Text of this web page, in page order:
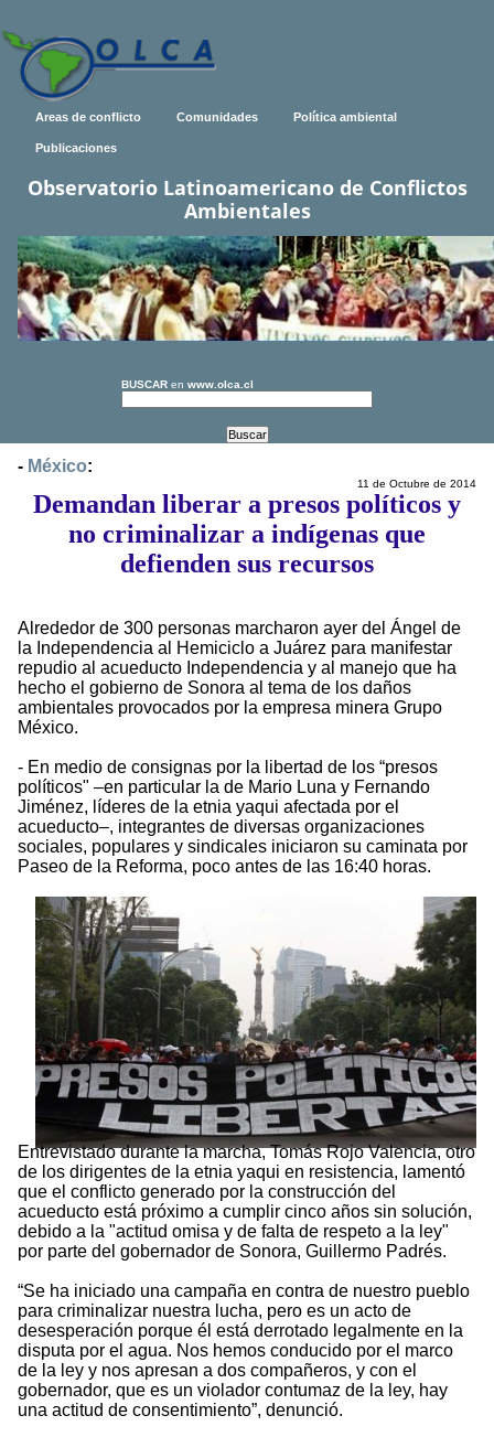
Areas de conflicto Comunidades Política ambiental
Publicaciones
Observatorio Latinoamericano de Conflictos
Ambientales
BUSCAR en www.olca.cl
- México:
11 de Octubre de 2014
Demandan liberar a presos políticos y
no criminalizar a indígenas que
defienden sus recursos
Alrededor de 300 personas marcharon ayer del Ángel de
la Independencia al Hemiciclo a Juárez para manifestar
repudio al acueducto Independencia y al manejo que ha
hecho el gobierno de Sonora al tema de los daños
ambientales provocados por la empresa minera Grupo
México.
- En medio de consignas por la libertad de los “presos
políticos" –en particular la de Mario Luna y Fernando
Jiménez, líderes de la etnia yaqui afectada por el
acueducto–, integrantes de diversas organizaciones
sociales, populares y sindicales iniciaron su caminata por
Paseo de la Reforma, poco antes de las 16:40 horas.
Entrevistado durante la marcha, Tomás Rojo Valencia, otro
de los dirigentes de la etnia yaqui en resistencia, lamentó
que el conflicto generado por la construcción del
acueducto está próximo a cumplir cinco años sin solución,
debido a la "actitud omisa y de falta de respeto a la ley"
por parte del gobernador de Sonora, Guillermo Padrés.
“Se ha iniciado una campaña en contra de nuestro pueblo
para criminalizar nuestra lucha, pero es un acto de
desesperación porque él está derrotado legalmente en la
disputa por el agua. Nos hemos conducido por el marco
de la ley y nos apresan a dos compañeros, y con el
gobernador, que es un violador contumaz de la ley, hay
una actitud de consentimiento”, denunció.